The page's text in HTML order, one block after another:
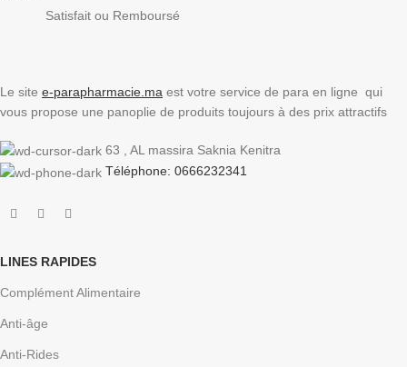
Satisfait ou Remboursé
Le site e-parapharmacie.ma est votre service de para en ligne qui
vous propose une panoplie de produits toujours à des prix attractifs
63 , AL massira Saknia Kenitra
Téléphone: 0666232341
LINES RAPIDES
Complément Alimentaire
Anti-âge
Anti-Rides